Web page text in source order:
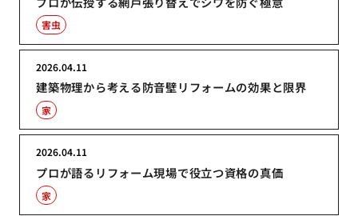
害虫
建築物理から考える防音壁リフォームの効果と限界
2026.04.11
家
プロが語るリフォーム現場で役立つ資格の真価
2026.04.11
家